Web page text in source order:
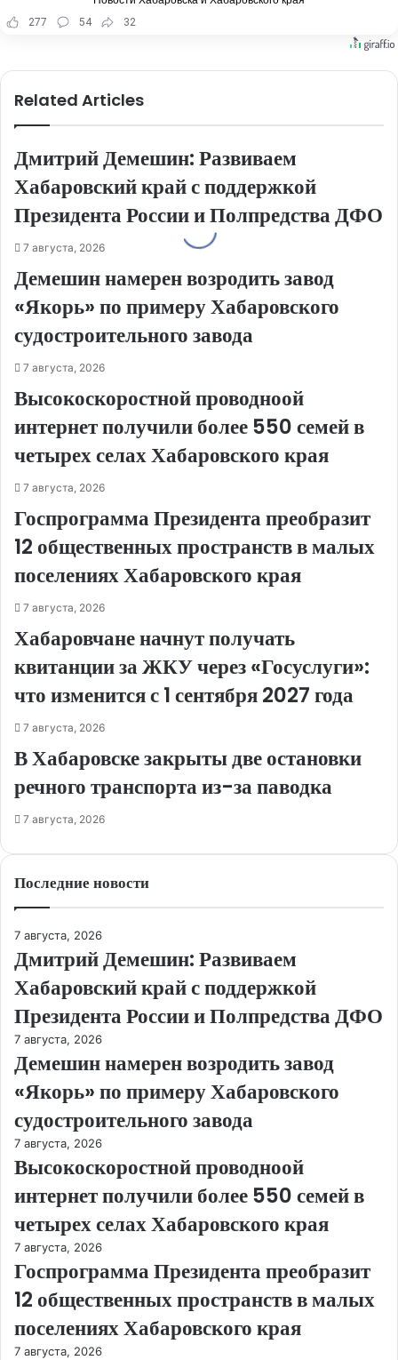
277
54 32
Related Articles
Дмитрий Демешин: Развиваем
Хабаровский край с поддержкой
Президента России и Полпредства ДФО
7 августа, 2026
Демешин намерен возродить завод
«Якорь» по примеру Хабаровского
судостроительного завода
7 августа, 2026
Высокоскоростной проводноой
интернет получили более 550 семей в
четырех селах Хабаровского края
7 августа, 2026
Госпрограмма Президента преобразит
12 общественных пространств в малых
поселениях Хабаровского края
7 августа, 2026
Хабаровчане начнут получать
квитанции за ЖКУ через «Госуслуги»:
что изменится с 1 сентября 2027 года
7 августа, 2026
В Хабаровске закрыты две остановки
речного транспорта из-за паводка
7 августа, 2026
Последние новости
7 августа, 2026
Дмитрий Демешин: Развиваем
Хабаровский край с поддержкой
Президента России и Полпредства ДФО
7 августа, 2026
Демешин намерен возродить завод
«Якорь» по примеру Хабаровского
судостроительного завода
7 августа, 2026
Высокоскоростной проводноой
интернет получили более 550 семей в
четырех селах Хабаровского края
7 августа, 2026
Госпрограмма Президента преобразит
12 общественных пространств в малых
поселениях Хабаровского края
7 августа, 2026